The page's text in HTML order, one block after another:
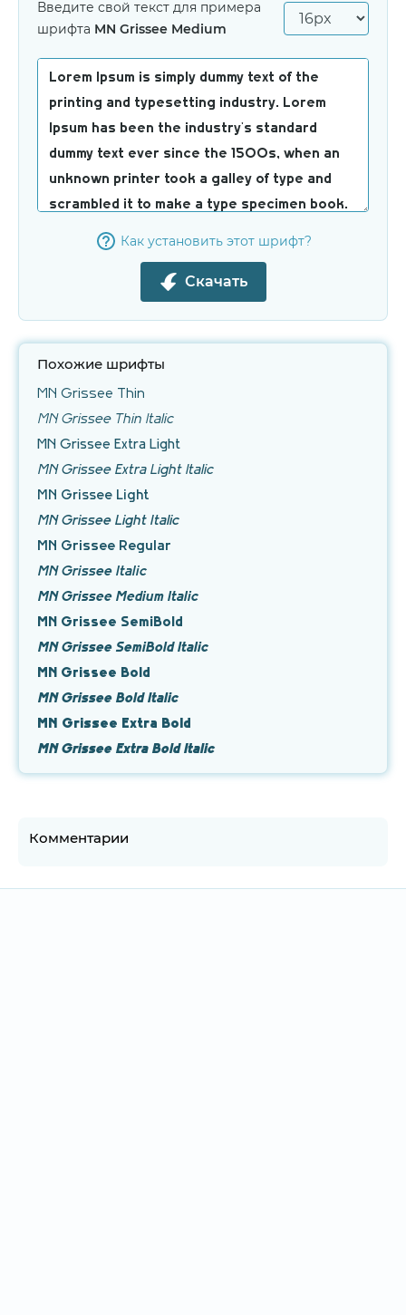
Введите свой текст для примера
шрифта MN Grissee Medium
Как установить этот шрифт?
Скачать
Похожие шрифты
MN Grissee Thin
MN Grissee Thin Italic
MN Grissee Extra Light
MN Grissee Extra Light Italic
MN Grissee Light
MN Grissee Light Italic
MN Grissee Regular
MN Grissee Italic
MN Grissee Medium Italic
MN Grissee SemiBold
MN Grissee SemiBold Italic
MN Grissee Bold
MN Grissee Bold Italic
MN Grissee Extra Bold
MN Grissee Extra Bold Italic
Комментарии